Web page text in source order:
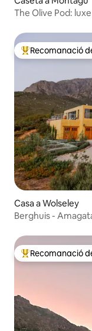
The Olive Pod:
Principals
Recomanació
Casa a Wolseley
Berghuis -
Principals
Recomanació